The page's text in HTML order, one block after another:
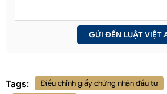
Tags: Điều chỉnh giấy chứng nhận đầu tư